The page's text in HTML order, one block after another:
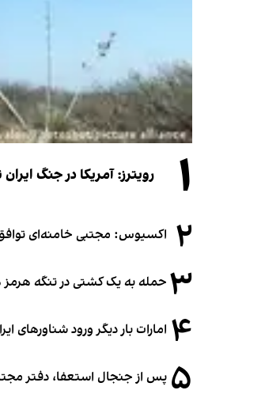
۱ رویترز: آمریکا در جنگ
۲ اکسیوس: مجتبی خامنه‌ای توافق
۳ حمله به یک کشتی در تنگه هرمز
۴ امارات بار دیگر ورود شناورهای
۵ پس از جنجال استعفا، دفتر